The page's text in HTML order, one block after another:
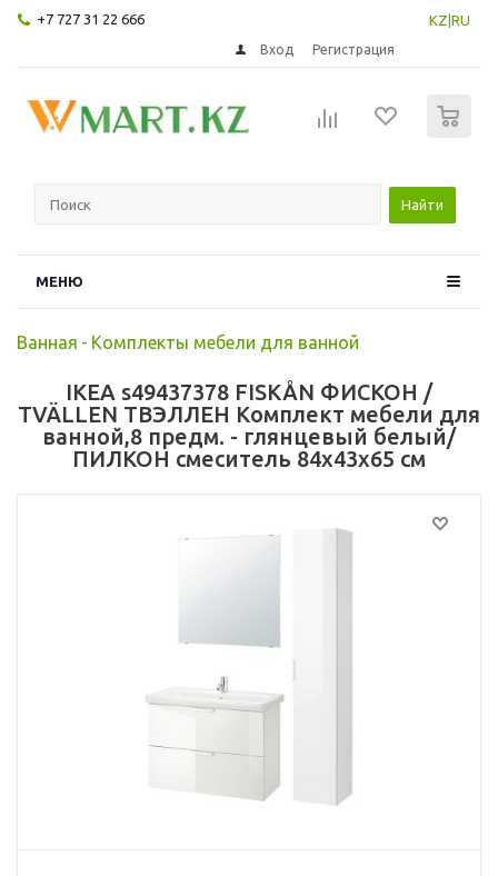
+7 727 31 22 666 KZ RU
Вход Регистрация
Найти
МЕНЮ
Ванная - Комплекты мебели для ванной
IKEA s49437378 FISKÅN ФИСКОН /
TVÄLLEN ТВЭЛЛЕН Комплект мебели для
ванной,8 предм. - глянцевый белый/
ПИЛКОН смеситель 84x43x65 см